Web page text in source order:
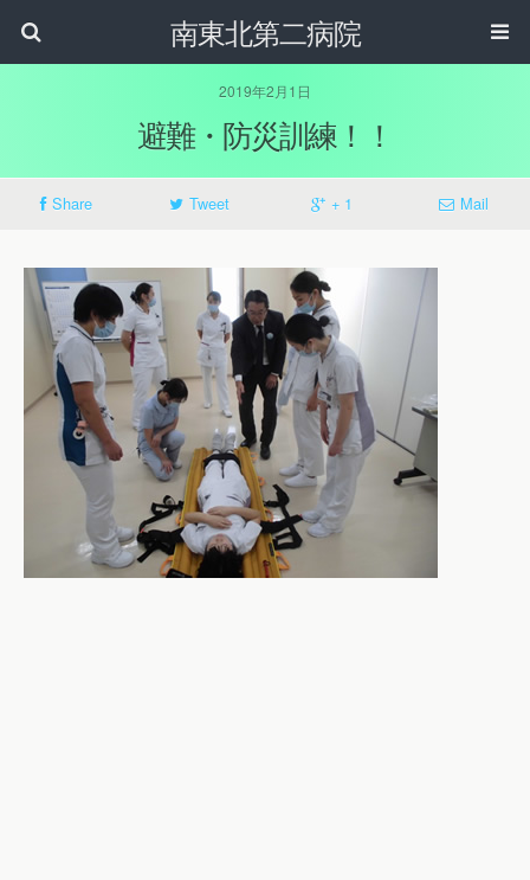
南東北第二病院
2019年2月1日
避難・防災訓練！！
Share Tweet + 1 Mail